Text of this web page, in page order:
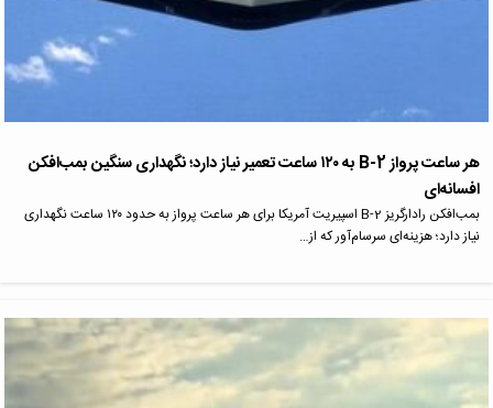
هر ساعت پرواز B-2 به ۱۲۰ ساعت تعمیر نیاز دارد؛ نگهداری سنگین بمب‌افکن
افسانه‌ای
بمب‌افکن رادارگریز B-2 اسپیریت آمریکا برای هر ساعت پرواز به حدود ۱۲۰ ساعت نگهداری
نیاز دارد؛ هزینه‌ای سرسام‌آور که از…